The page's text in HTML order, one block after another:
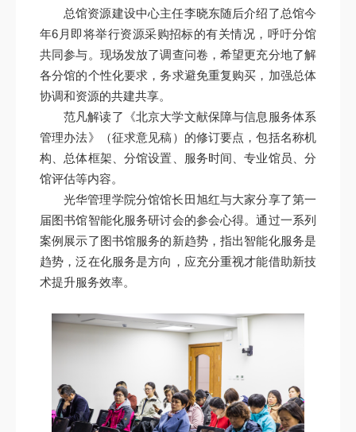
总馆资源建设中心主任李晓东随后介绍了总馆今
年6月即将举行资源采购招标的有关情况，呼吁分馆
共同参与。现场发放了调查问卷，希望更充分地了解
各分馆的个性化要求，务求避免重复购买，加强总体
协调和资源的共建共享。
范凡解读了《北京大学文献保障与信息服务体系
管理办法》（征求意见稿）的修订要点，包括名称机
构、总体框架、分馆设置、服务时间、专业馆员、分
馆评估等内容。
光华管理学院分馆馆长田旭红与大家分享了第一
届图书馆智能化服务研讨会的参会心得。通过一系列
案例展示了图书馆服务的新趋势，指出智能化服务是
趋势，泛在化服务是方向，应充分重视才能借助新技
术提升服务效率。